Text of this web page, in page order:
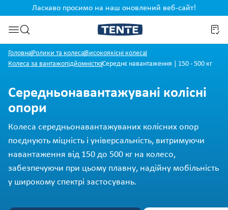
Перейти до пошуку
Ласкаво просимо на наш оновлений веб-сайт!
Головна Ролики та колеса Високоякісні колеса
Колеса за вантажопідйомністюСереднє навантаження | 150 - 500 кг
Середньонавантажувані колісні
опори
Колеса середньонавантажуваних колісних опор
поєднують міцність і універсальність, витримуючи
навантаження від 150 до 500 кг на колесо,
забезпечуючи при цьому плавну, надійну мобільність
у широкому спектрі застосувань.